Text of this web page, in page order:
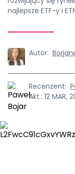
najlepsze ETF-y i
Autor:
Recenzent:
Akt.: 12 MAR,